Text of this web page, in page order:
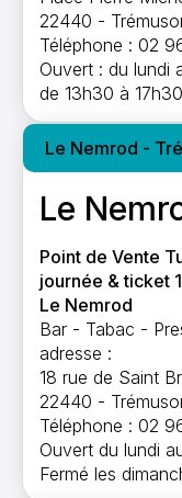
22440 -
Téléphone : 02
Ouvert : du lundi
de 13h30 à
Le Nemrod -
Le
Point de Vente
journée & ticket
Le Nemrod
Bar - Tabac -
adresse :
18 rue de Saint
22440 -
Téléphone : 02
Ouvert du lundi
Fermé les